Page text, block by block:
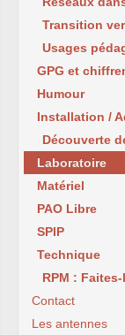
Transition
Usages
GPG et
Humour
Installation /
Découverte
Laboratoire
Matériel
PAO Libre
SPIP
Technique
RPM :
Contact
Les antennes